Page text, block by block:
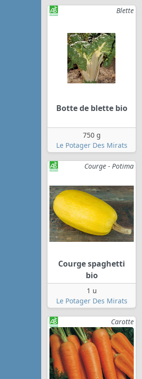
Blette
Botte de blette bio
750 g
Le Potager Des Mirats
Courge - Potima
Courge spaghetti
bio
1 u
Le Potager Des Mirats
Carotte